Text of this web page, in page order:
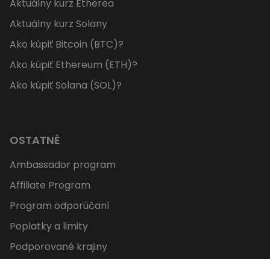
Aktuálny kurz Etherea
Aktuálny kurz Solany
Ako kúpiť Bitcoin (BTC)?
Ako kúpiť Ethereum (ETH)?
Ako kúpiť Solana (SOL)?
OSTATNÉ
Ambassador program
Affiliate Program
Program odporúčaní
Poplatky a limity
Podporované krajiny